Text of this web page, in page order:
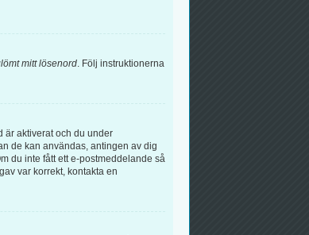
mitt lösenord. Följ instruktionerna
är aktiverat och du under
de kan användas, antingen av dig
du inte fått ett e-postmeddelande så
var korrekt, kontakta en